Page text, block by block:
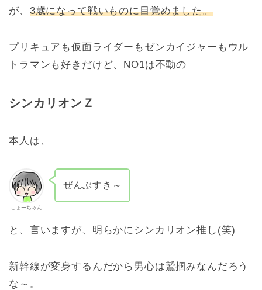
が、 3歳になって戦いものに目覚めました。
プリキュアも仮面ライダーもゼンカイジャーもウル
トラマンも好きだけど、NO1は不動の
シンカリオンＺ
本人は、
しょーちゃん
ぜんぶすき～
と、言いますが、明らかにシンカリオン推し(笑)
新幹線が変身するんだから男心は鷲掴みなんだろう
な～。